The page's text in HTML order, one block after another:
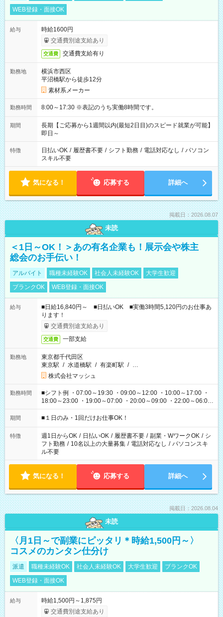
WEB登録・面接OK
給与
時給1600円
交通費別途支給あり
交通費 交通費支給有り
勤務地
横浜市西区
平沼橋駅から徒歩12分
素材系メーカー
勤務時間 8:00～17:30 ※表記のうち実働8時間です。
期間
長期【ご応募から1週間以内(最短2日目)のスピード就業が可能】
即日～
特徴 日払いOK / 履歴書不要 / シフト勤務 / 電話対応なし / パソコン
スキル不要
気になる！ 応募する 詳細へ
掲載日：2026.08.07
未読
＜1日～OK！＞あの有名企業も！展示会や株主
総会のお手伝い！
アルバイト 職種未経験OK 社会人未経験OK
大学生歓迎
ブランクOK
WEB登録・面接OK
給与
■日給16,840円～ ■日払いOK ■実働3時間5,120円のお仕事あ
ります！
交通費別途支給あり
交通費 一部支給
勤務地
東京都千代田区
東京駅 / 水道橋駅 / 有楽町駅 / …
株式会社マッシュ
勤務時間
■シフト例 ・07:00～19:30 ・09:00～12:00 ・10:00～17:00 ・
18:00～23:00 ・19:00～07:00 ・20:00～09:00 ・22:00～06:00
etc ★最短で3時間で5,120円のお仕事から 15時間で2万円近く稼
げるお仕事も！ ご希望のお時間に合わせてご紹介！ ※シフトは
ください！
期間 ■１日のみ・1回だけお仕事OK！
特徴 週1日からOK / 日払いOK / 履歴書不要 / 副業・WワークOK / シ
フト勤務 / 10名以上の大量募集 / 電話対応なし / パソコンスキ
ル不要
気になる！ 応募する 詳細へ
掲載日：2026.08.04
未読
〈月1日～で副業にピッタリ＊時給1,500円～〉
コスメのカンタン仕分け
派遣 職種未経験OK 社会人未経験OK 大学生歓迎
ブランクOK
WEB登録・面接OK
給与
時給1,500円～1,875円
交通費別途支給あり